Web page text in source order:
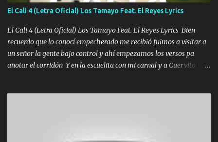
aunque ustedes no sepan Pero la vida es muy corta Hay que
echarle chingazos Y seguir trabajando porque nada es...
El Cali 4 (Letra Oficial) Los Tamayo Feat. El Reyes Lyrics
El Cali 4 (Letra Oficial) Los Tamayo Feat. El Reyes Lyrics Bien
recuerdo que lo conocí empecherado me recibió fuimos a visitar a
un señor la gente bajo control y ahí empezamos los versos pa
anotar el corridón Y en la escuelita con mi carnal y a Cuervito